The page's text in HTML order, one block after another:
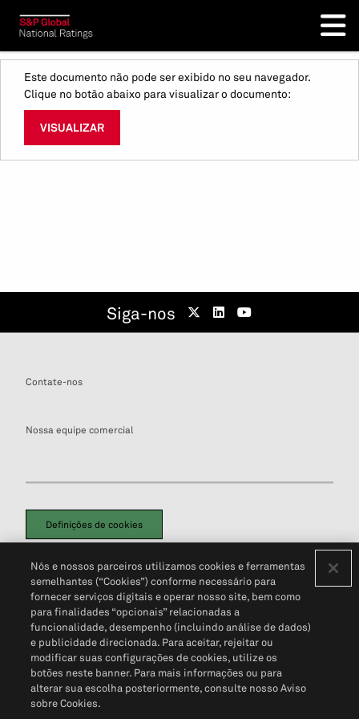
Este documento não pode ser exibido no seu navegador.
Clique no botão abaixo para visualizar o documento:
VISUALIZAR
Siga-nos
Contate-nos
Nossa equipe comercial
Definições de cookies
Política de PrivacidadePortal de privacidade do cliente (em inglês)
Não Venda Minhas Informações Pessoais© 2026 S&P Global
Nós e nossos parceiros utilizamos cookies e ferramentas
semelhantes (“Cookies”) conforme necessário para
fornecer serviços digitais e operar nosso site, bem como
para finalidades “opcionais” relacionadas a
funcionalidade, desempenho (incluindo análise de dados)
e publicidade direcionada. Para aceitar, rejeitar ou
modificar suas configurações de cookies, utilize os
botões neste banner. Para mais informações ou para
alterar sua escolha posteriormente, consulte nosso Aviso
sobre Cookies.